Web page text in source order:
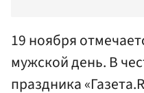
19 ноября
мужской день. В
праздника